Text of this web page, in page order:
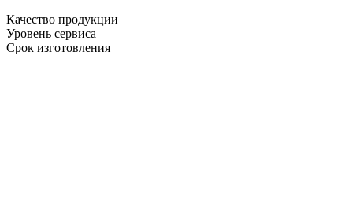
Качество продукции
Уровень сервиса
Срок изготовления